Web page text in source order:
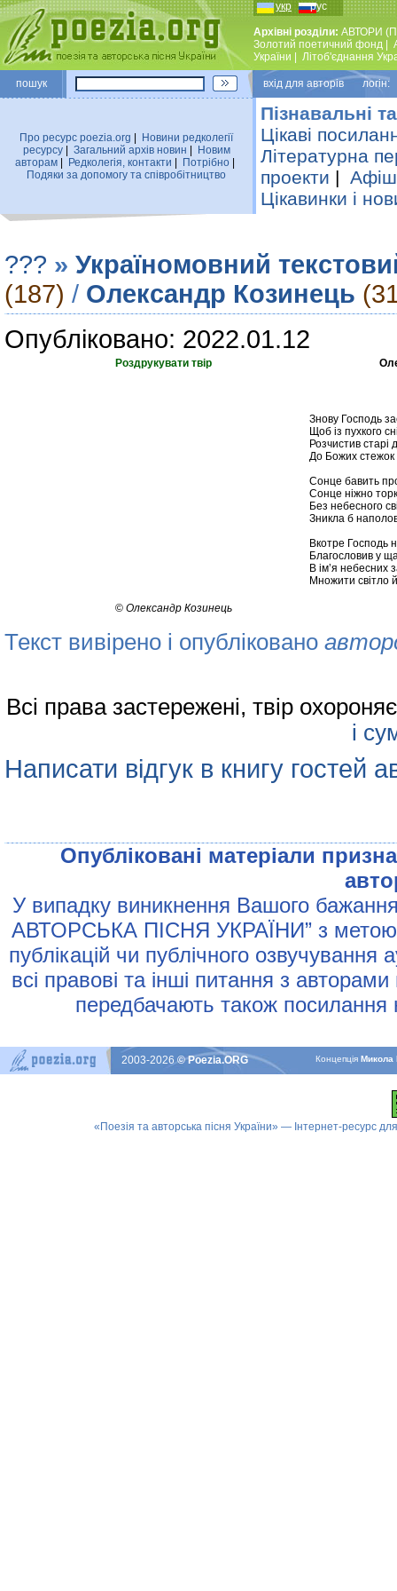
укр рус
Архівні розділи: АВТОРИ
Золотий поетичний фонд
України
Лiтоб'єднання
пошук вхiд для авторiв логін:
Про ресурс poezia.org
Новини редколегiї
ресурсу| Загальний архiв новин
Новим
авторам
Редколегiя, контакти Потрiбно
Подяки за допомогу та співробітництво
Пізнавальні
Цікаві
Літературна
проекти |
Цікавинки і
??? » Україномовний
(187) / Олександр Козинець
Опубліковано: 2022.01.12
Роздрукувати твір
Знову Господь
Щоб із пухкого
Розчистив
До Божих стежок
Сонце бавить
Сонце ніжно
Без небесного
Зникла б
Вкотре Господь
Благословив у
В ім’я небесних
Множити світло
© Олександр Козинець
Текст вивірено і опубліковано
Всі права застережені, твір
і
Написати відгук в книгу гостей
Опублiкованi матерiали
У випадку виникнення Вашого
АВТОРСЬКА ПIСНЯ УКРАЇНИ” з метою
публiкацiй чи публiчного
всi правовi та iншi питання з
передбачають також
КонцепцiяМикола
2003-2026© Poezia.ORG
«Поезія та авторська пісня України» — Інтернет-ресурс